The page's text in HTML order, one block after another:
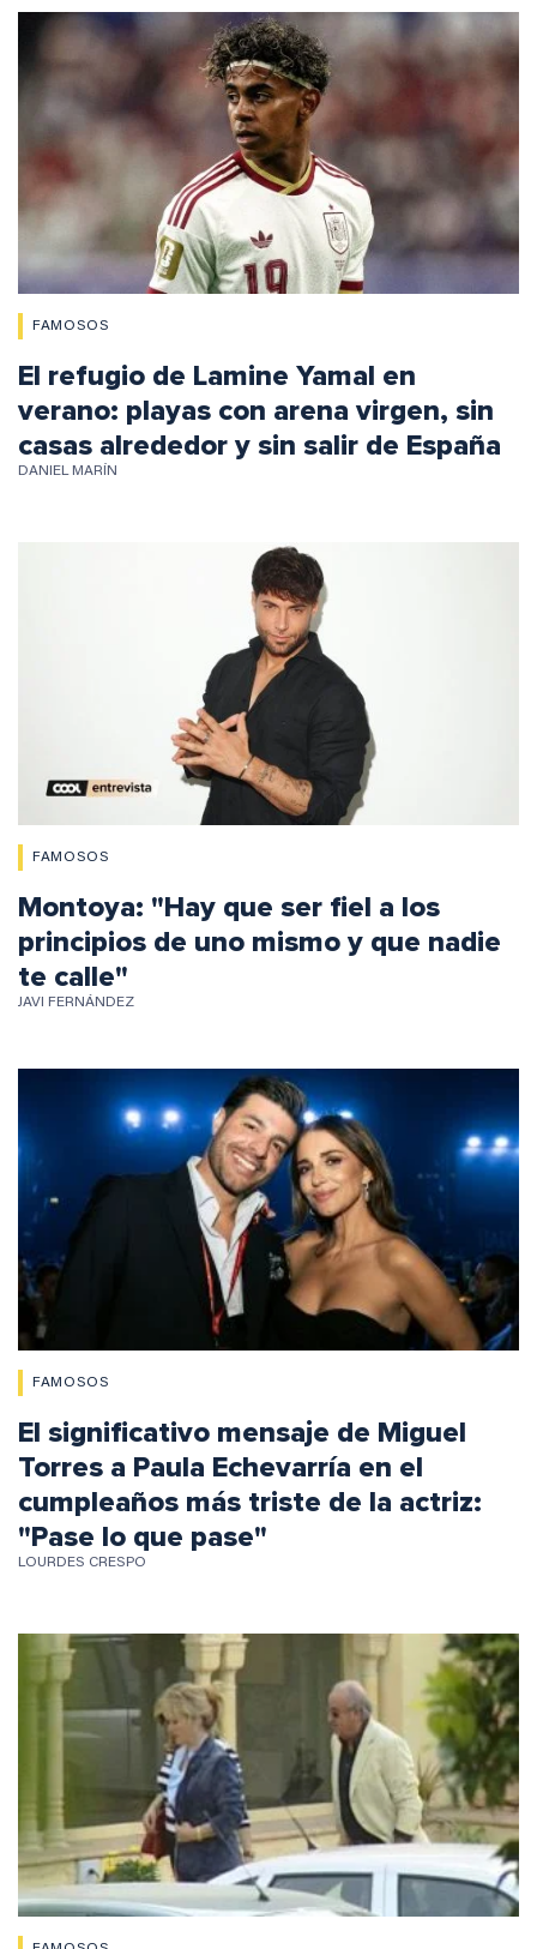
FAMOSOS
El refugio de Lamine Yamal en
verano: playas con arena virgen, sin
casas alrededor y sin salir de España
DANIEL MARÍN
FAMOSOS
Montoya: "Hay que ser fiel a los
principios de uno mismo y que nadie
te calle"
JAVI FERNÁNDEZ
FAMOSOS
El significativo mensaje de Miguel
Torres a Paula Echevarría en el
cumpleaños más triste de la actriz:
"Pase lo que pase"
LOURDES CRESPO